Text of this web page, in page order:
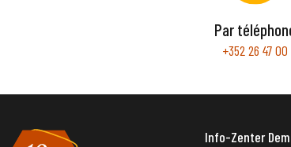
Par
+352 26 47 00
Info-Zenter